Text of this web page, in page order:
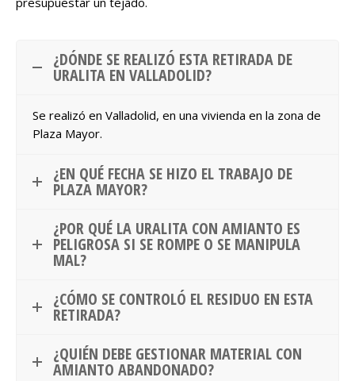
¿DÓNDE SE REALIZÓ ESTA RETIRADA DE
URALITA EN VALLADOLID?
Se realizó en Valladolid, en una vivienda en la zona de
Plaza Mayor.
¿EN QUÉ FECHA SE HIZO EL TRABAJO DE
PLAZA MAYOR?
¿POR QUÉ LA URALITA CON AMIANTO ES
PELIGROSA SI SE ROMPE O SE MANIPULA
MAL?
¿CÓMO SE CONTROLÓ EL RESIDUO EN ESTA
RETIRADA?
¿QUIÉN DEBE GESTIONAR MATERIAL CON
AMIANTO ABANDONADO?